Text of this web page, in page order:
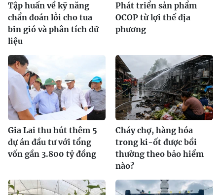
Tập huấn về kỹ năng
chẩn đoán lỗi cho tua
bin gió và phân tích dữ
liệu
Phát triển sản phẩm
OCOP từ lợi thế địa
phương
Gia Lai thu hút thêm 5
dự án đầu tư với tổng
vốn gần 3.800 tỷ đồng
Cháy chợ, hàng hóa
trong ki-ốt được bồi
thường theo bảo hiểm
nào?